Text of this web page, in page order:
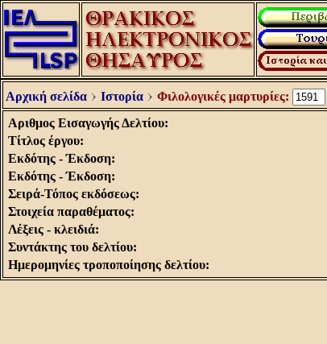
Αρχική σελίδα Ιστορία Φιλολογικές μαρτυρίες:
Aριθμος Eισαγωγής Δελτίου:
Τίτλος έργου:
Εκδότης - Έκδοση:
Εκδότης - Έκδοση:
Σειρά-Τόπος εκδόσεως:
Στοιχεία παραθέματος:
Λέξεις - κλειδιά:
Συντάκτης του δελτίου:
Ημερομηνίες τροποποίησης δελτίου: